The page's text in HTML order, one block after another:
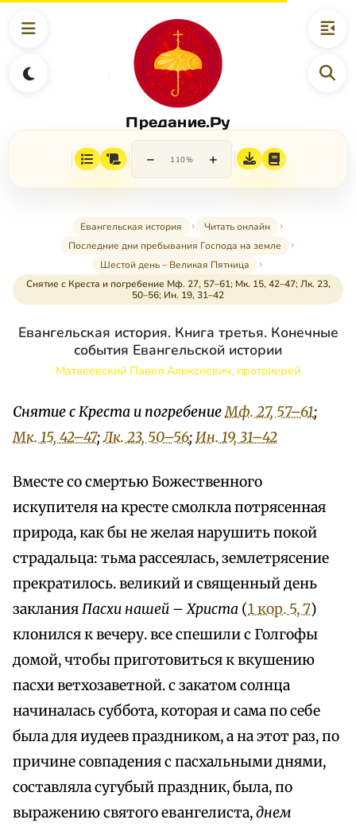
Предание.Ру
− 110% +
Евангельская история
Читать онлайн
Последние дни пребывания Господа на земле
Шестой день – Великая Пятница
Снятие с Креста и погребение Мф. 27, 57–61; Мк. 15, 42–47; Лк. 23,
50–56; Ин. 19, 31–42
Евангельская история. Книга третья. Конечные
события Евангельской истории
Матвеевский Павел Алексеевич, протоиерей
Снятие с Креста и погребениеМф. 27, 57–61;
Мк. 15, 42–47;Лк. 23, 50–56;Ин. 19, 31–42
Вместе со смертью Божественного
искупителя на кресте смолкла потрясенная
природа, как бы не желая нарушить покой
страдальца: тьма рассеялась, землетрясение
прекратилось. великий и священный день
закланияПасхи нашей – Христа (1 кор. 5, 7)
клонился к вечеру. все спешили с Голгофы
домой, чтобы приготовиться к вкушению
пасхи ветхозаветной. с закатом солнца
начиналась суббота, которая и сама по себе
была для иудеев праздником, а на этот раз, по
причине совпадения с пасхальными днями,
составляла сугубый праздник, была, по
выражению святого евангелиста,днем